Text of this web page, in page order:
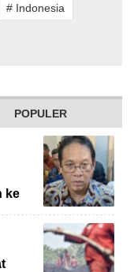
# Indonesia
POPULER
ke